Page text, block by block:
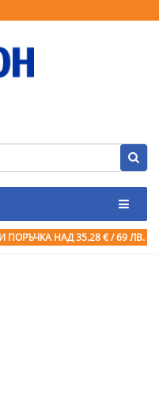
ПОРЪЧКА НАД 35.28 € / 69 ЛВ.